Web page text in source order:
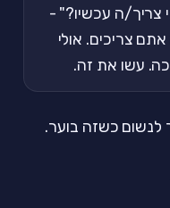
צריך/ה עכשיו?" -
צריכים. אולי
עשו את זה.
לנשום כשזה בוער.